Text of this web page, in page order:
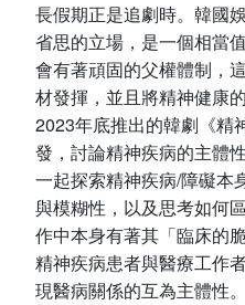
長假期正是追劇時。韓國
省思的立場，是一個相當
會有著頑固的父權體制，
材發揮，並且將精神健康
2023年底推出的韓劇《精
發，討論精神疾病的主體
一起探索精神疾病/障礙本
與模糊性，以及思考如何
作中本身有著其「臨床的
精神疾病患者與醫療工作
現醫病關係的互為主體性。